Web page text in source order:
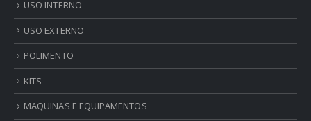
USO INTERNO
USO EXTERNO
POLIMENTO
KITS
MAQUINAS E EQUIPAMENTOS